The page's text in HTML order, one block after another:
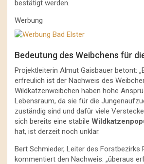
bestätigt werden.
Werbung
Bedeutung des Weibchens für
Projektleiterin Almut Gaisbauer betont:
erfreulich ist der Nachweis des
Wildkatzenweibchen haben hohe
Lebensraum, da sie für die
zuständig sind und dafür viele Verstecke
sich bereits eine stabile
hat, ist derzeit noch unklar.
Bert Schmieder, Leiter des Forstbezirks
kommentiert den Nachweis: „überaus